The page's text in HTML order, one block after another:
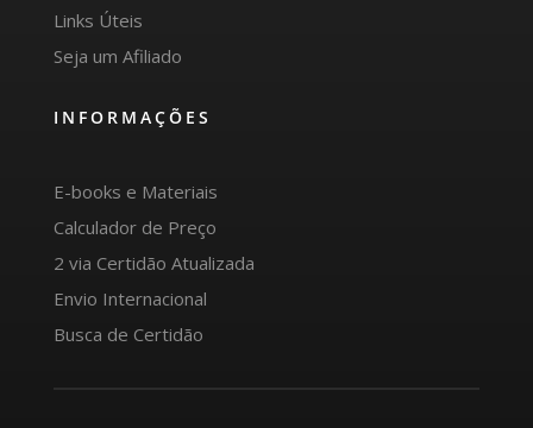
Links Úteis
Seja um Afiliado
INFORMAÇÕES
E-books e Materiais
Calculador de Preço
2 via Certidão Atualizada
Envio Internacional
Busca de Certidão